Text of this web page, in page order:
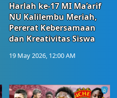
Harlah ke-17 MI Ma’arif
NU Kalilembu Meriah,
Pererat Kebersamaan
dan Kreativitas Siswa
19 May 2026, 12:00 AM